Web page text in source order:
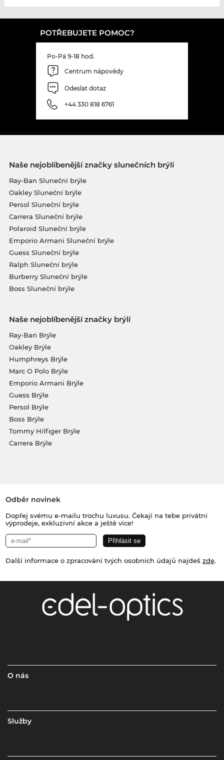
POTŘEBUJETE POMOC?
Po-Pá 9-18 hod.
Centrum nápovědy
Odeslat dotaz
+44 330 818 6761
Naše nejoblíbenější značky slunečních brýlí
Ray-Ban Sluneční brýle
Oakley Sluneční brýle
Persol Sluneční brýle
Carrera Sluneční brýle
Polaroid Sluneční brýle
Emporio Armani Sluneční brýle
Guess Sluneční brýle
Ralph Sluneční brýle
Burberry Sluneční brýle
Boss Sluneční brýle
Naše nejoblíbenější značky brýlí
Ray-Ban Brýle
Oakley Brýle
Humphreys Brýle
Marc O Polo Brýle
Emporio Armani Brýle
Guess Brýle
Persol Brýle
Boss Brýle
Tommy Hilfiger Brýle
Carrera Brýle
Odběr novinek
Dopřej svému e-mailu trochu luxusu. Čekají na tebe privátní
výprodeje, exkluzivní akce a ještě více!
Další informace o zpracování tvých osobních údajů najdeš zde.
O nás
Služby